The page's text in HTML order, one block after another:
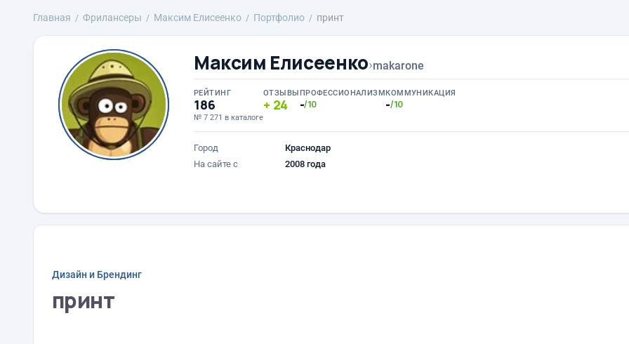
Главная Фрилансеры Максим Елисеенко Портфолио принт
Максим Елисеенко›makarone
РЕЙТИНГ
186
№ 7 271 в каталоге
ОТЗЫВЫ
24
ПРОФЕССИОНАЛИЗМ
-/10
КОММУНИКАЦИЯ
-/10
Город
Краснодар
На сайте с
2008 года
Дизайн и Брендинг
принт